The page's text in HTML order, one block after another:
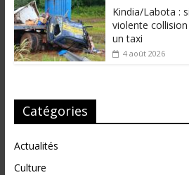
Kindia/Labota :
violente
un taxi
4 août 2026
Catégories
Actualités
Culture